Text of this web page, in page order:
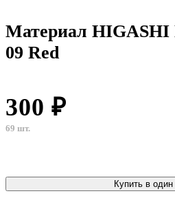
Материал HIGASHI
09 Red
300 ₽
69 шт.
Купить в один